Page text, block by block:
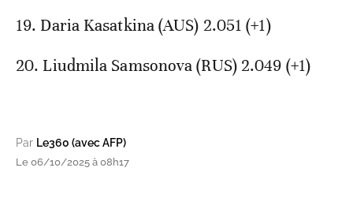
19. Daria Kasatkina (AUS) 2.051 (+1)
20. Liudmila Samsonova (RUS) 2.049 (+1)
Par Le360 (avec AFP)
Le 06/10/2025 à 08h17